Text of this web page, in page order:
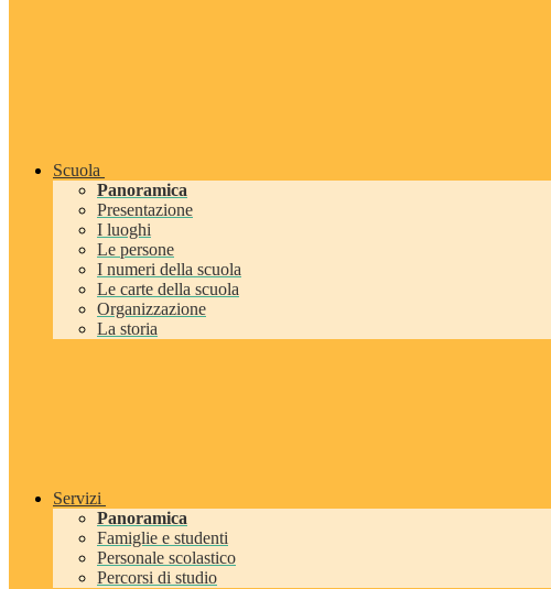
Scuola
Panoramica
Presentazione
I luoghi
Le persone
I numeri della scuola
Le carte della scuola
Organizzazione
La storia
Servizi
Panoramica
Famiglie e studenti
Personale scolastico
Percorsi di studio